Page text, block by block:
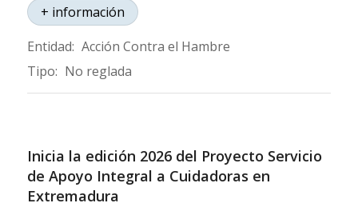
+ información
Entidad: Acción Contra el Hambre
Tipo: No reglada
Inicia la edición 2026 del Proyecto Servicio
de Apoyo Integral a Cuidadoras en
Extremadura